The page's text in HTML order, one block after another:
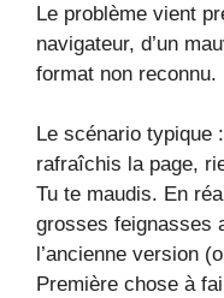
Le problème vient
navigateur, d’un
format non reconnu.
Le scénario typique
rafraîchis la page,
Tu te maudis. En
grosses feignasses
l’ancienne version
Première chose à